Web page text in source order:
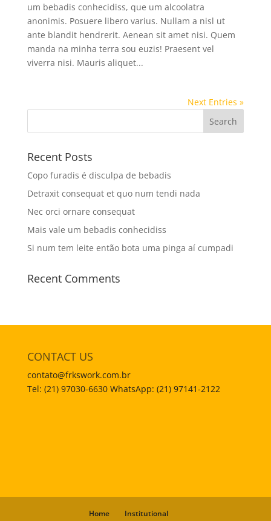
um bebadis conhecidiss, que um alcoolatra
anonimis. Posuere libero varius. Nullam a nisl ut
ante blandit hendrerit. Aenean sit amet nisi. Quem
manda na minha terra sou euzis! Praesent vel
viverra nisi. Mauris aliquet...
Next Entries »
Recent Posts
Copo furadis é disculpa de bebadis
Detraxit consequat et quo num tendi nada
Nec orci ornare consequat
Mais vale um bebadis conhecidiss
Si num tem leite então bota uma pinga aí cumpadi
Recent Comments
CONTACT US
contato@frkswork.com.br
Tel: (21) 97030-6630 WhatsApp: (21) 97141-2122
Home Institutional